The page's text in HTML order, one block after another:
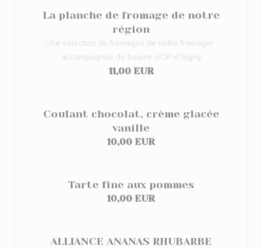
La planche de fromage de notre
région
Une sélection de fromages de notre fromager ,
accompagnée de beurre AOP d’Isigny
11,00 EUR
Coulant chocolat, crème glacée
vanille
10,00 EUR
Tarte fine aux pommes
10,00 EUR
ALLIANCE ANANAS RHUBARBE